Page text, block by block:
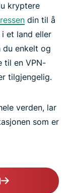
kryptere
din til å
et land eller
du enkelt og
til en VPN-
tilgjengelig.
verden, lar
som er